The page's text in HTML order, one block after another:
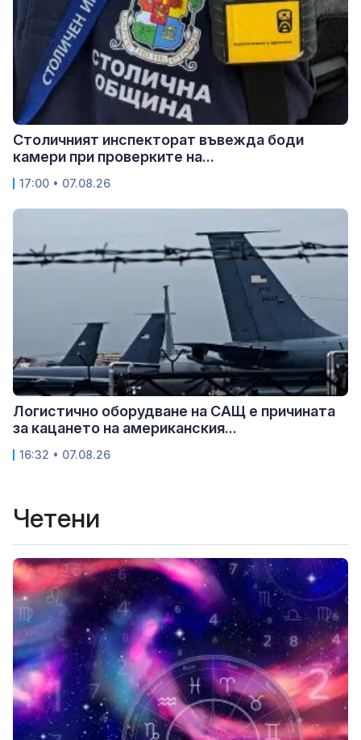
Столичният инспекторат въвежда боди
камери при проверките на...
17:00 • 07.08.26
Логистично оборудване на САЩ е причината
за кацането на американския...
16:32 • 07.08.26
Четени